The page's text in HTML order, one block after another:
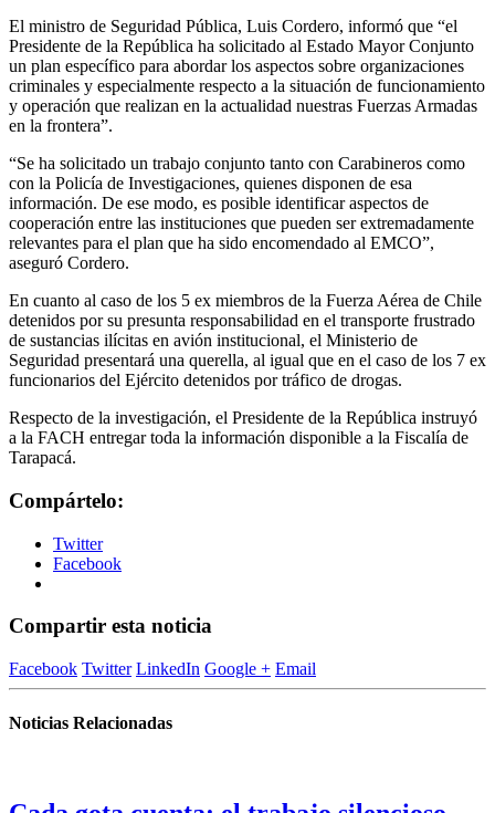
El ministro de Seguridad Pública, Luis Cordero, informó que “el
Presidente de la República ha solicitado al Estado Mayor Conjunto
un plan específico para abordar los aspectos sobre organizaciones
criminales y especialmente respecto a la situación de funcionamiento
y operación que realizan en la actualidad nuestras Fuerzas Armadas
en la frontera”.
“Se ha solicitado un trabajo conjunto tanto con Carabineros como
con la Policía de Investigaciones, quienes disponen de esa
información. De ese modo, es posible identificar aspectos de
cooperación entre las instituciones que pueden ser extremadamente
relevantes para el plan que ha sido encomendado al EMCO”,
aseguró Cordero.
En cuanto al caso de los 5 ex miembros de la Fuerza Aérea de Chile
detenidos por su presunta responsabilidad en el transporte frustrado
de sustancias ilícitas en avión institucional, el Ministerio de
Seguridad presentará una querella, al igual que en el caso de los 7 ex
funcionarios del Ejército detenidos por tráfico de drogas.
Respecto de la investigación, el Presidente de la República instruyó
a la FACH entregar toda la información disponible a la Fiscalía de
Tarapacá.
Compártelo:
Twitter
Facebook
Compartir esta noticia
Facebook Twitter LinkedIn Google + Email
Noticias Relacionadas